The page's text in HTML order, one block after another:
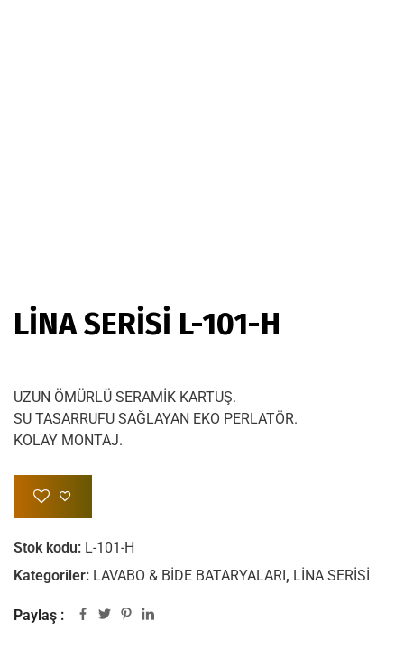
LİNA SERİSİ L-101-H
UZUN ÖMÜRLÜ SERAMİK KARTUŞ.
SU TASARRUFU SAĞLAYAN EKO PERLATÖR.
KOLAY MONTAJ.
Stok kodu: L-101-H
Kategoriler: LAVABO & BİDE BATARYALARI, LİNA SERİSİ
Paylaş :